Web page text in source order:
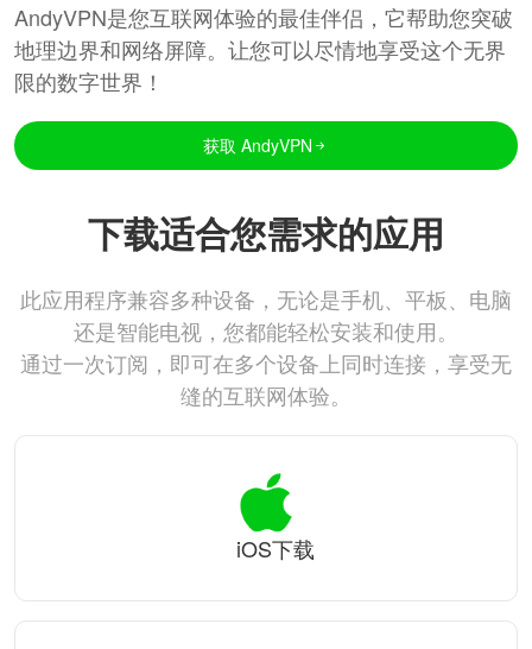
AndyVPN是您互联网体验的最佳伴侣，它帮助您突破
地理边界和网络屏障。让您可以尽情地享受这个无界
限的数字世界！
获取 AndyVPN
下载适合您需求的应用
此应用程序兼容多种设备，无论是手机、平板、电脑
还是智能电视，您都能轻松安装和使用。
通过一次订阅，即可在多个设备上同时连接，享受无
缝的互联网体验。
iOS下载